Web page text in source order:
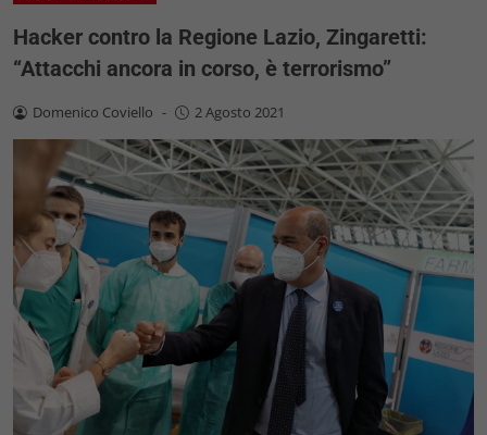
Hacker contro la Regione Lazio, Zingaretti:
“Attacchi ancora in corso, è terrorismo”
Domenico Coviello - 2 Agosto 2021